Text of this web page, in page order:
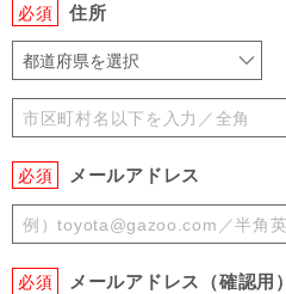
必須 住所
都道府県を選択
必須 メールアドレス
必須 メールアドレス（確認用）